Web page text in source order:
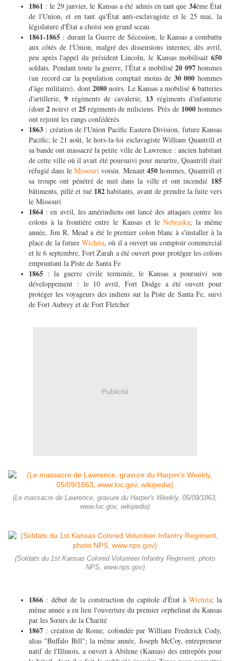
1861 : le 29 janvier, le Kansas a été admis en tant que 34ème État
de l'Union, et en tant qu'État anti-esclavagiste et le 25 mai, la
législature d'État a choisi son grand sceau
1861-1865 : durant la Guerre de Sécession, le Kansas a combattu
aux côtés de l'Union, malgré des dissensions internes; dès avril,
peu après l'appel du président Lincoln, le Kansas mobilisait 650
soldats. Pendant toute la guerre, l'État a mobilisé 20 097hommes
(un record car la population comptait moins de 30 000 hommes
d'âge militaire), dont 2080noirs. Le Kansas a mobilisé 6batteries
d'artillerie,9 régiments de cavalerie, 13 régiments d'infanterie
(dont2 noirs) et 25 régiments de miliciens. Près de 1000hommes
ont rejoint les rangs confédérés
1863 : création de l'Union Pacific Eastern Division, future Kansas
Pacific; le 21 août, le hors-la-loi esclavagiste William Quantrill et
sa bande ont massacré la petite ville de Lawrence : ancien habitant
de cette ville où il avait été poursuivi pour meurtre, Quantrill était
réfugié dans le Missouri voisin. Menant 450 hommes, Quantrill et
sa troupe ont pénétré de nuit dans la ville et ont incendié 185
bâtiments, pillé et tué 182habitants, avant de prendre la fuite vers
le Missouri
1864 : en avril, les amérindiens ont lancé des attaques contre les
colons à la frontière entre le Kansas et le Nebraska; la même
année, Jim R. Mead a été le premier colon blanc à s'installer à la
place de la futureWichita, où il a ouvert un comptoir commercial
et le 6 septembre, Fort Zarah a été ouvert pour protéger les colons
empruntant la Piste de Santa Fe
1865 : la guerre civile terminée, le Kansas a poursuivi son
développement : le 10 avril, Fort Dodge a été ouvert pour
protéger les voyageurs des indiens sur la Piste de Santa Fe, suivi
de Fort Aubrey et de Fort Fletcher
Publicité
(Le massacre de Lawrence, gravure du Harper's Weekly, 05/09/1863,
www.loc.gov, wikipedia)
(Soldats du 1st Kansas Colored Volunteer Infantry Regiment, photo
NPS, www.nps.gov)
1866 : début de la construction du capitole d'État à Wichita; la
même année a eu lieu l'ouverture du premier orphelinat du Kansas
par les Sœurs de la Charité
1867 : création de Rome, cofondée par William Frederick Cody,
alias "Buffalo Bill"; la même année, Joseph McCoy, entrepreneur
natif de l'Illinois, a ouvert à Abilene (Kansas) des entrepôts pour